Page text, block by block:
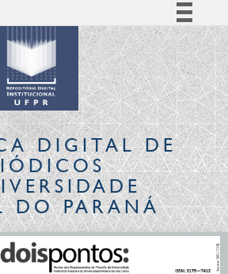
Simplifique!
Comunica BR
Participe
Acesso à informação
Legislação
Canais
DIGITALDE
DO PARANÁ